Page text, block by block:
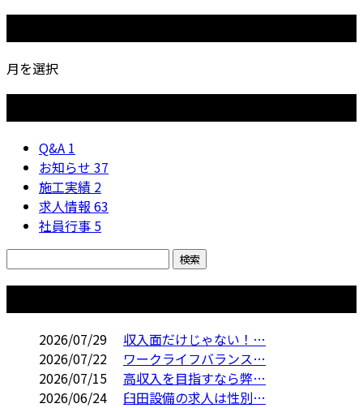
月を選択
Q&A 1
お知らせ 37
施工実績 2
求人情報 63
社員行事 5
2026/07/29
収入面だけじゃない！…
2026/07/22
ワークライフバランス…
2026/07/15
高収入を目指すなら弊…
2026/06/24
臼田設備の求人は性別…